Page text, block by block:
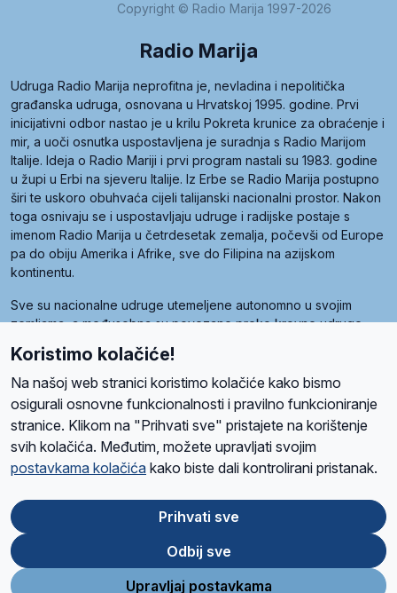
Copyright © Radio Marija 1997-2026
Radio Marija
Udruga Radio Marija neprofitna je, nevladina i nepolitička
građanska udruga, osnovana u Hrvatskoj 1995. godine. Prvi
inicijativni odbor nastao je u krilu Pokreta krunice za obraćenje i
mir, a uoči osnutka uspostavljena je suradnja s Radio Marijom
Italije. Ideja o Radio Mariji i prvi program nastali su 1983. godine
u župi u Erbi na sjeveru Italije. Iz Erbe se Radio Marija postupno
širi te uskoro obuhvaća cijeli talijanski nacionalni prostor. Nakon
toga osnivaju se i uspostavljaju udruge i radijske postaje s
imenom Radio Marija u četrdesetak zemalja, počevši od Europe
pa do obiju Amerika i Afrike, sve do Filipina na azijskom
kontinentu.
Sve su nacionalne udruge utemeljene autonomno u svojim
zemljama, a međusobna su povezane preko krovne udruge
Radio Maria). Svjetsku obitelj utemeljilo je sedam članica, među
kojima je i hrvatska Udruga Radio Marija.
O namaRadio ProgramVolonteriPrijateljiKontaktPravila privatnosti
Ova stranica je zaštićena Google reCAPTCHA sustavom
Store
Google
Play
Koristimo kolačiće!
Na našoj web stranici koristimo kolačiće kako bismo
osigurali osnovne funkcionalnosti i pravilno funkcioniranje
stranice. Klikom na "Prihvati sve" pristajete na korištenje
svih kolačića. Međutim, možete upravljati svojim
postavkama kolačića kako biste dali kontrolirani pristanak.
Prihvati sve
Odbij sve
Upravljaj postavkama